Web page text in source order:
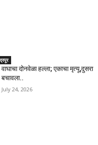
वाघाचा दोनवेळा हल्ला; एकाचा मृत्यू,दुसरा
बचावला..
July 24, 2026